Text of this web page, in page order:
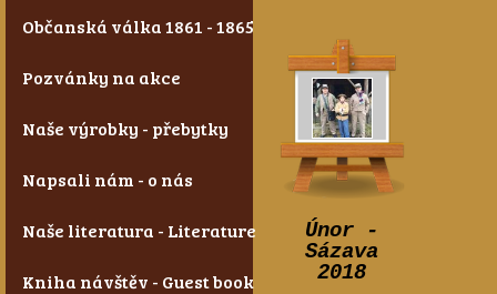
Občanská válka 1861 - 1865
Pozvánky na akce
Naše výrobky - přebytky
Napsali nám - o nás
Naše literatura - Literature
Kniha návštěv - Guest book
Únor -
Sázava
2018